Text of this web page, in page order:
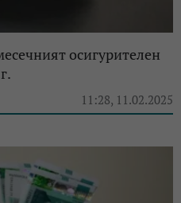
осигурителен
11:28, 11.02.2025